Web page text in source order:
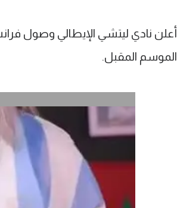
أعلن نادي ليتشي الإيطالي وصول
الموسم المقبل.